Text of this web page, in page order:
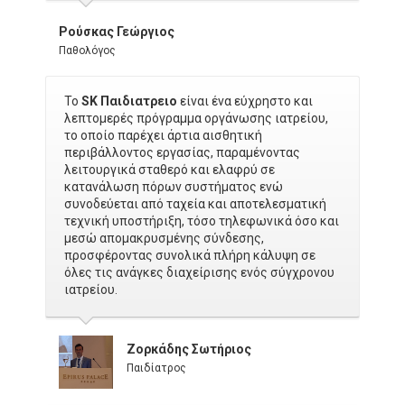
Ρούσκας Γεώργιος
Παθολόγος
Το SK Παιδιατρειο είναι ένα εύχρηστο και
λεπτομερές πρόγραμμα οργάνωσης ιατρείου,
το οποίο παρέχει άρτια αισθητική
περιβάλλοντος εργασίας, παραμένοντας
λειτουργικά σταθερό και ελαφρύ σε
κατανάλωση πόρων συστήματος ενώ
συνοδεύεται από ταχεία και αποτελεσματική
τεχνική υποστήριξη, τόσο τηλεφωνικά όσο και
μεσώ απομακρυσμένης σύνδεσης,
προσφέροντας συνολικά πλήρη κάλυψη σε
όλες τις ανάγκες διαχείρισης ενός σύγχρονου
ιατρείου.
Ζορκάδης Σωτήριος
Παιδίατρος